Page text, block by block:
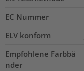
EC Nummer
ELV konform
Empfohlene Farbbä
nder